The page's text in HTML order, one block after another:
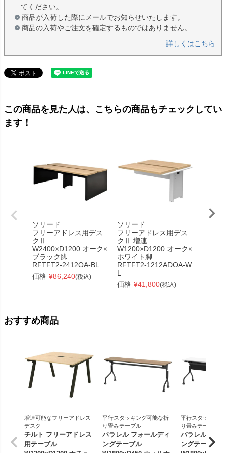
てください。
商品が入荷した際にメールでお知らせいたします。
商品の入荷やご注文を確定するものではありません。
詳しくはこちら
この商品を見た人は、こちらの商品もチェックしてい
ます！
ソリード
フリーアドレス用デス
クⅡ
W2400×D1200 オーク×
ブラック脚
RFTFT2-2412OA-BL
価格 ¥86,240(税込)
ソリード
フリーアドレス用デス
クⅡ 増連
W1200×D1200 オーク×
ホワイト脚
RFTFT2-1212ADOA-W
L
価格 ¥41,800(税込)
おすすめ商品
増連可能なフリーアドレス
デスク
チルト フリーアドレス
用テーブル
平行スタッキング可能な折
り畳みテーブル
パラレル フォールディ
ングテーブル
平行スタッキン
り畳みテーブル
パラレル フォ
ングテーブル